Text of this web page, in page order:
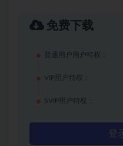
免费下载
普通用户用户特权：
VIP用户特权：
SVIP用户特权：
登